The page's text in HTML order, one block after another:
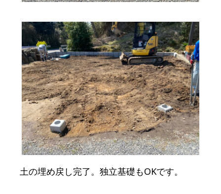
土の埋め戻し完了。独立基礎もOKです。